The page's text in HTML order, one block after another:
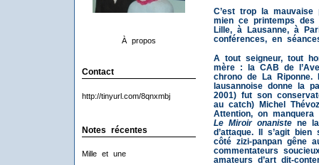
À propos
Contact
http://tinyurl.com/8qnxmbj
Notes récentes
Mille et une
C’est trop la mauvaise
mien ce printemps des
Lille, à Lausanne, à
conférences, en
A tout seigneur, tout
mère : la CAB de
chrono de La Riponne.
lausannoise donne la
2001) fut son
au catch) Michel
Attention, on
Le Miroir onanistene
d’attaque. Il s’agit
côté zizi-panpan gêne
commentateurs
amateurs d’art dit-